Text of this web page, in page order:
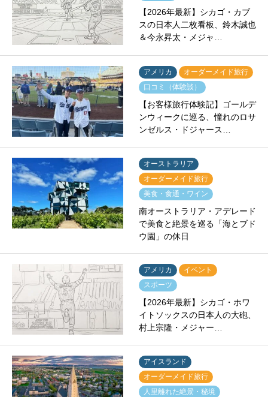
【2026年最新】シカゴ・カブ
スの日本人二枚看板、鈴木誠也
＆今永昇太・メジャ…
アメリカ
オーダーメイド旅行
口コミ（体験談）
【お客様旅行体験記】ゴールデ
ンウィークに巡る、憧れのロサ
ンゼルス・ドジャース…
オーストラリア
オーダーメイド旅行
美食・食通・ワイン
南オーストラリア・アデレード
で美食と絶景を巡る「海とブド
ウ園」の休日
アメリカ
イベント
スポーツ
【2026年最新】シカゴ・ホワ
イトソックスの日本人の大砲、
村上宗隆・メジャー…
アイスランド
オーダーメイド旅行
人里離れた絶景・秘境